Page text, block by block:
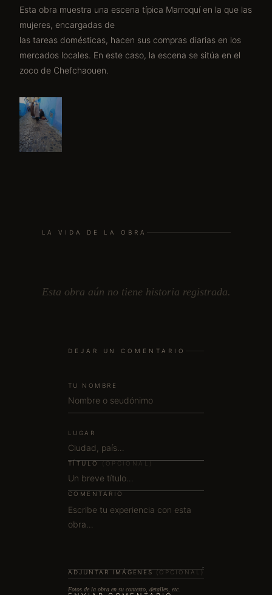
Esta obra muestra una escena típica Marroquí en la que las
mujeres, encargadas de
las tareas domésticas, hacen sus compras diarias en los
mercados locales. En este caso, la escena se sitúa en el
zoco de Chefchaouen.
LA VIDA DE LA OBRA
Esta obra aún no tiene historia registrada.
DEJAR UN COMENTARIO
TU NOMBRE
LUGAR
TÍTULO(OPCIONAL)
COMENTARIO
ADJUNTAR IMÁGENES(OPCIONAL)
Fotos de la obra en su contexto, detalles, etc.